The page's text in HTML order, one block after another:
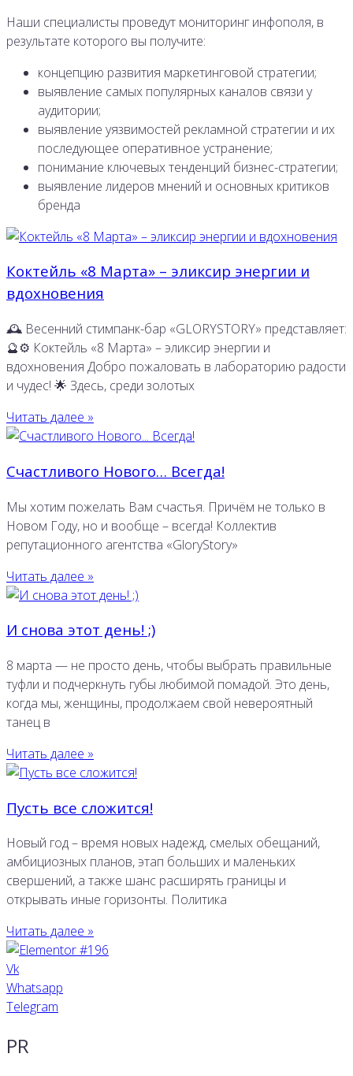
Наши специалисты проведут мониторинг инфополя, в
результате которого вы получите:
концепцию развития маркетинговой стратегии;
выявление самых популярных каналов связи у
аудитории;
выявление уязвимостей рекламной стратегии и их
последующее оперативное устранение;
понимание ключевых тенденций бизнес-стратегии;
выявление лидеров мнений и основных критиков
бренда
Коктейль «8 Марта» – эликсир энергии и
вдохновения
🕰 Весенний стимпанк-бар «GLORYSTORY» представляет:
🔮⚙️ Коктейль «8 Марта» – эликсир энергии и
вдохновения Добро пожаловать в лабораторию радости
и чудес! 🌟 Здесь, среди золотых
Читать далее »
Счастливого Нового… Всегда!
Мы хотим пожелать Вам счастья. Причём не только в
Новом Году, но и вообще – всегда! Коллектив
репутационного агентства «GloryStory»
Читать далее »
И снова этот день! ;)
8 марта — не просто день, чтобы выбрать правильные
туфли и подчеркнуть губы любимой помадой. Это день,
когда мы, женщины, продолжаем свой невероятный
танец в
Читать далее »
Пусть все сложится!
Новый год – время новых надежд, смелых обещаний,
амбициозных планов, этап больших и маленьких
свершений, а также шанс расширять границы и
открывать иные горизонты. Политика
Читать далее »
Vk
Whatsapp
Telegram
PR